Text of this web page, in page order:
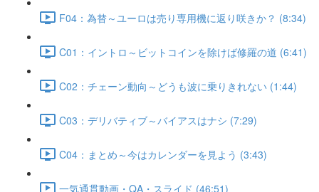
F04：為替～ユーロは売り専用機に返り咲きか？ (8:34)
C01：イントロ～ビットコインを除けば修羅の道 (6:41)
C02：チェーン動向～どうも波に乗りきれない (1:44)
C03：デリバティブ～バイアスはナシ (7:29)
C04：まとめ～今はカレンダーを見よう (3:43)
一気通貫動画・QA・スライド (46:51)